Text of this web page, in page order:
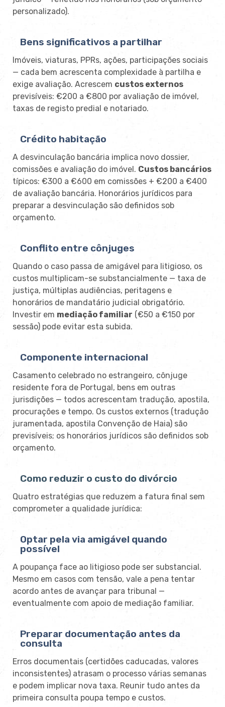
personalizado).
Bens significativos a partilhar
Imóveis, viaturas, PPRs, ações, participações sociais
— cada bem acrescenta complexidade à partilha e
exige avaliação. Acrescem custos externos
previsíveis: €200 a €800 por avaliação de imóvel,
taxas de registo predial e notariado.
Crédito habitação
A desvinculação bancária implica novo dossier,
comissões e avaliação do imóvel. Custos bancários
típicos: €300 a €600 em comissões + €200 a €400
de avaliação bancária. Honorários jurídicos para
preparar a desvinculação são definidos sob
orçamento.
Conflito entre cônjuges
Quando o caso passa de amigável para litigioso, os
custos multiplicam-se substancialmente — taxa de
justiça, múltiplas audiências, peritagens e
honorários de mandatário judicial obrigatório.
Investir em mediação familiar (€50 a €150 por
sessão) pode evitar esta subida.
Componente internacional
Casamento celebrado no estrangeiro, cônjuge
residente fora de Portugal, bens em outras
jurisdições — todos acrescentam tradução, apostila,
procurações e tempo. Os custos externos (tradução
juramentada, apostila Convenção de Haia) são
previsíveis; os honorários jurídicos são definidos sob
orçamento.
Como reduzir o custo do divórcio
Quatro estratégias que reduzem a fatura final sem
comprometer a qualidade jurídica:
Optar pela via amigável quando
possível
A poupança face ao litigioso pode ser substancial.
Mesmo em casos com tensão, vale a pena tentar
acordo antes de avançar para tribunal —
eventualmente com apoio de mediação familiar.
Preparar documentação antes da
consulta
Erros documentais (certidões caducadas, valores
inconsistentes) atrasam o processo várias semanas
e podem implicar nova taxa. Reunir tudo antes da
primeira consulta poupa tempo e custos.